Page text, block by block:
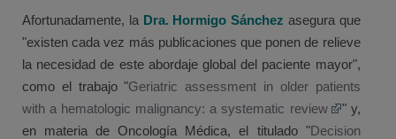
Afortunadamente, la Dra. Hormigo Sánchez asegura que
"existen cada vez más publicaciones que ponen de relieve
la necesidad de este abordaje global del paciente mayor",
como el trabajo "Geriatric assessment in older patients
with a hematologic malignancy: a systematic review
" y,
en materia de Oncología Médica, el titulado "Decision